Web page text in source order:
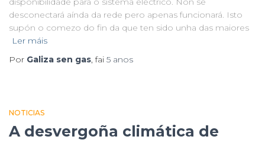
desconectará aínda da rede pero apenas funcionará. Isto
supón o comezo do fin da que ten sido unha das maiores
Ler máis
Por Galiza sen gas, fai 5 anos
NOTICIAS
A desvergoña climática de